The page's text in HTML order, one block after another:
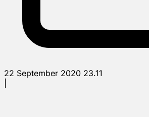
22 September 2020 23.11